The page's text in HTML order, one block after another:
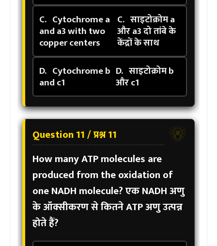
C. Cytochrome a
and a3 with two
copper centers
C. साइटोक्रोम a
और a3 दो तांबे के
केंद्रों के साथ
D. Cytochrome b
and c1
D.साइटोक्रोम b
और c1
💡
Question 11 / प्रश्न 11
How many ATP molecules are
produced from the oxidation of
one NADH molecule?एक NADH अणु
के ऑक्सीकरण से कितने ATP अणु उत्पन्न
होते हैं?